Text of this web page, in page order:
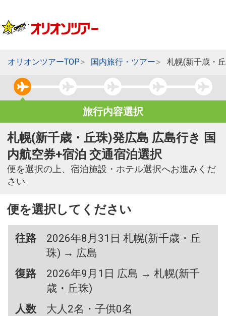
オリオンツアーTOP 国内旅行・ツアー 札幌(新千歳・
旅行内容選択
札幌(新千歳・丘珠)発広島 広島行き 国
内航空券+宿泊 交通宿泊選択
便を選択の上、宿泊施設・ホテル選択へお進みくだ
さい
便を選択してください
往路
2026年8月31日 札幌(新千歳・丘
珠) → 広島
復路
2026年9月1日 広島 → 札幌(新千
歳・丘珠)
人数
大人2名・子供0名